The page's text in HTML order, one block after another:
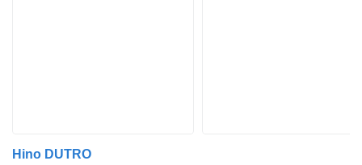
Hino DUTRO